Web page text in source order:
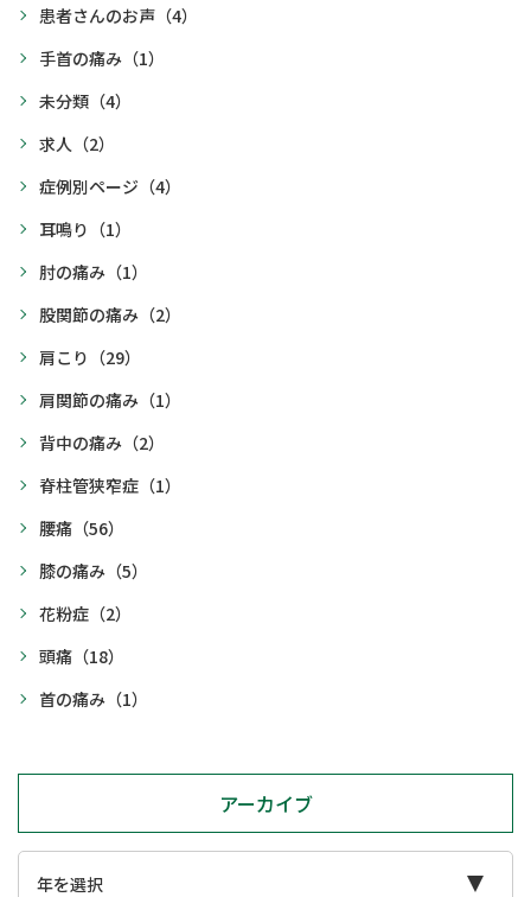
患者さんのお声 （4）
手首の痛み （1）
未分類 （4）
求人 （2）
症例別ページ （4）
耳鳴り （1）
肘の痛み （1）
股関節の痛み （2）
肩こり （29）
肩関節の痛み （1）
背中の痛み （2）
脊柱管狭窄症 （1）
腰痛 （56）
膝の痛み （5）
花粉症 （2）
頭痛 （18）
首の痛み （1）
アーカイブ